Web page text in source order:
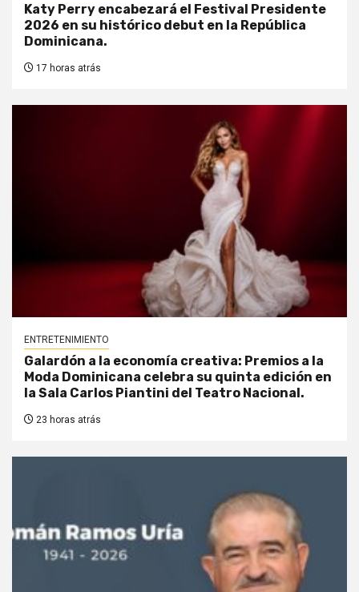
Katy Perry encabezará el Festival Presidente
2026 en su histórico debut en la República
Dominicana.
17 horas atrás
ENTRETENIMIENTO
Galardón a la economía creativa: Premios a la
Moda Dominicana celebra su quinta edición en
la Sala Carlos Piantini del Teatro Nacional.
23 horas atrás